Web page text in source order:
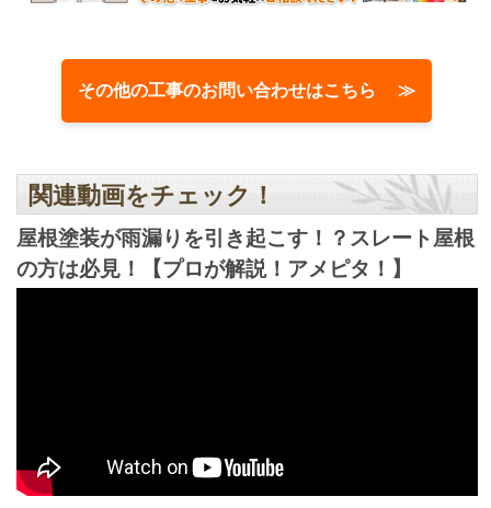
その他の工事のお問い合わせはこちら ≫
関連動画をチェック！
屋根塗装が雨漏りを引き起こす！？スレート屋根
の方は必見！【プロが解説！アメピタ！】